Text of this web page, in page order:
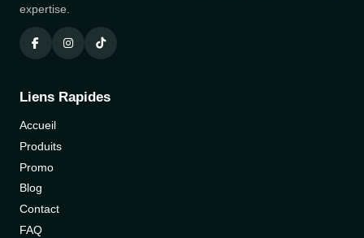
expertise.
Liens Rapides
Accueil
Produits
Promo
Blog
Contact
FAQ